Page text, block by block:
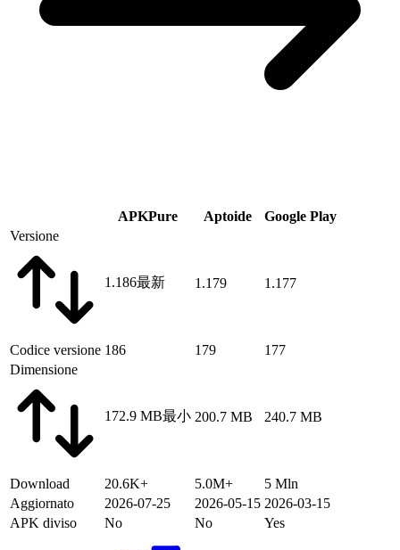
APKPure Aptoide
Google Play
Versione
1.186最新 1.179 1.177
Codice versione 186 179
177
Dimensione
172.9 MB最小 200.7 MB 240.7 MB
Download 20.6K+ 5.0M+
5 Mln
Aggiornato
2026-07-25 2026-05-15 2026-03-15
APK diviso
No No Yes